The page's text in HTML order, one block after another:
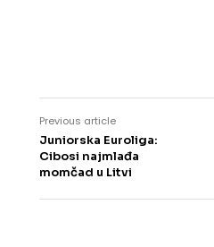
Previous article
Juniorska Euroliga:
Cibosi najmlađa
momčad u Litvi